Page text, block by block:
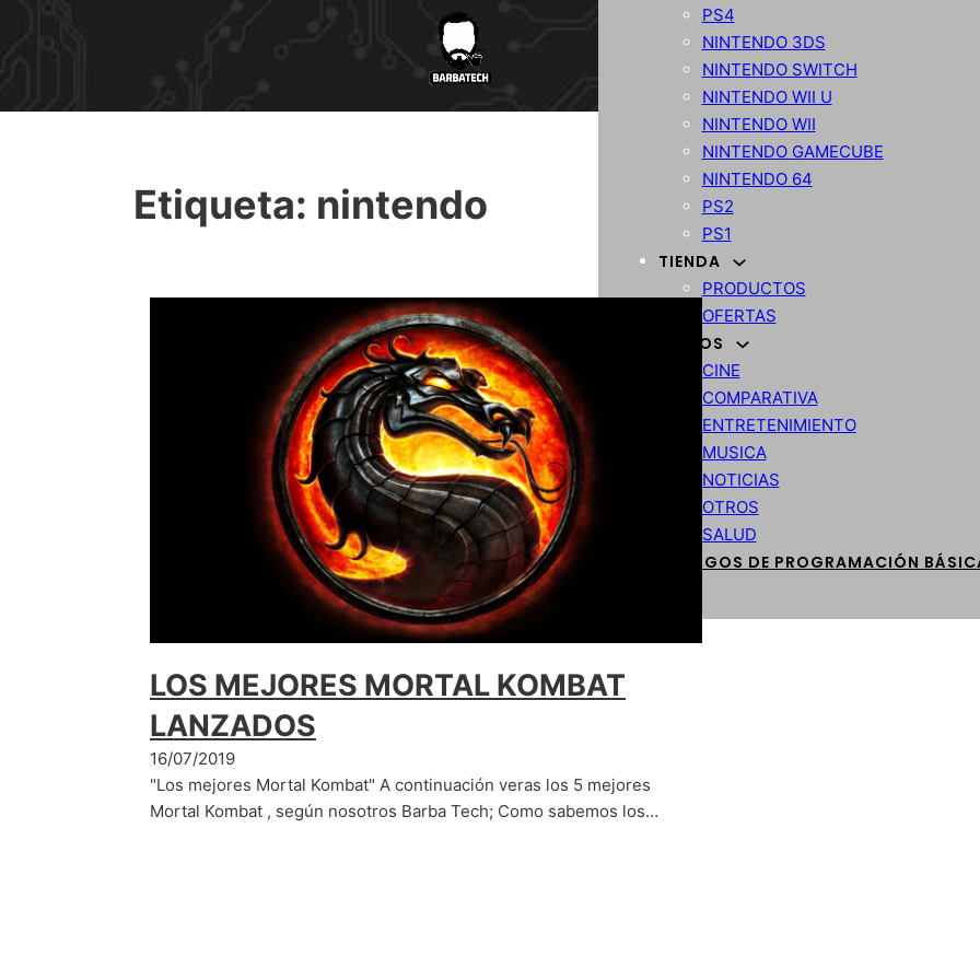
PS4
NINTENDO 3DS
NINTENDO SWITCH
NINTENDO WII U
NINTENDO WII
NINTENDO GAMECUBE
NINTENDO 64
PS2
PS1
TIENDA
PRODUCTOS
OFERTAS
VARIOS
CINE
COMPARATIVA
ENTRETENIMIENTO
MUSICA
NOTICIAS
OTROS
SALUD
CÓDIGOS DE PROGRAMACIÓN
Etiqueta: nintendo
LOS MEJORES MORTAL KOMBAT
LANZADOS
16/07/2019
"Los mejores Mortal Kombat" A continuación veras los 5 mejores
Mortal Kombat , según nosotros Barba Tech; Como sabemos los…